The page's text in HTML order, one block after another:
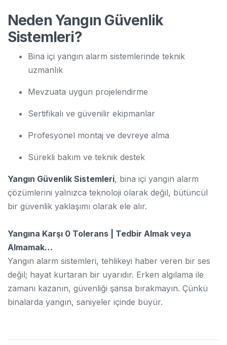
Neden Yangın Güvenlik
Sistemleri?
Bina içi yangın alarm sistemlerinde teknik
uzmanlık
Mevzuata uygun projelendirme
Sertifikalı ve güvenilir ekipmanlar
Profesyonel montaj ve devreye alma
Sürekli bakım ve teknik destek
Yangın Güvenlik Sistemleri, bina içi yangın alarm
çözümlerini yalnızca teknoloji olarak değil, bütüncül
bir güvenlik yaklaşımı olarak ele alır.
Yangına Karşı 0 Tolerans | Tedbir Almak veya
Almamak…
Yangın alarm sistemleri, tehlikeyi haber veren bir ses
değil; hayat kurtaran bir uyarıdır. Erken algılama ile
zamanı kazanın, güvenliği şansa bırakmayın. Çünkü
binalarda yangın, saniyeler içinde büyür.